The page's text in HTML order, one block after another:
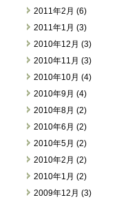
2011年2月 (6)
2011年1月 (3)
2010年12月 (3)
2010年11月 (3)
2010年10月 (4)
2010年9月 (4)
2010年8月 (2)
2010年6月 (2)
2010年5月 (2)
2010年2月 (2)
2010年1月 (2)
2009年12月 (3)